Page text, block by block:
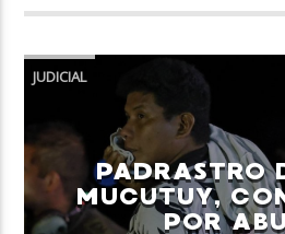
JUDICIAL
PADRASTRO
MUCUTUY,
POR